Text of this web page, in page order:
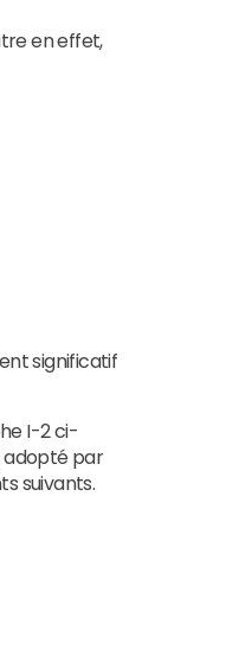
en effet,
significatif
I-2 ci-
adopté par
suivants.